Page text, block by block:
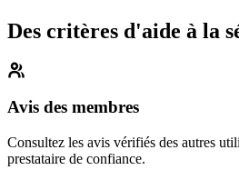
Des critères d'aide à la
Avis des membres
Consultez les avis vérifiés des autres
prestataire de confiance.